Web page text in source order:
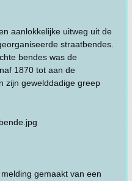
aanlokkelijke uitweg uit de
straatbendes.
bendes was de
1870 tot aan de
zijn gewelddadige greep
gemaakt van een